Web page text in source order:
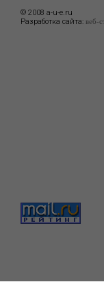
© 2008 a-u-e.ru
Разработка сайта: веб-